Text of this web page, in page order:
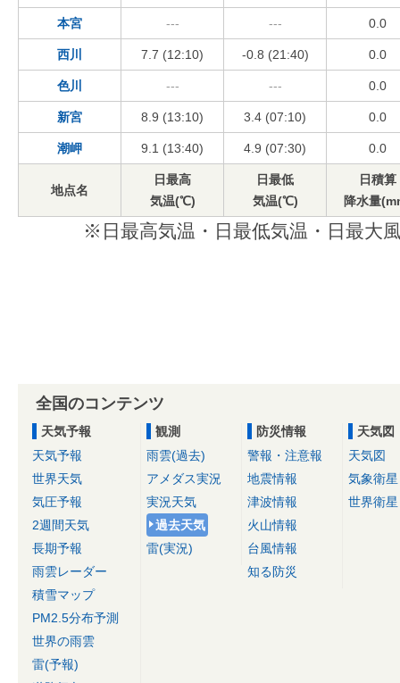
本宮 --- --- 0.0
西川 7.7 (12:10) -0.8 (21:40) 0.0
色川 --- --- 0.0
新宮 8.9 (13:10) 3.4 (07:10) 0.0
潮岬 9.1 (13:40) 4.9 (07:30) 0.0
地点名
日最高
気温(℃)
日最低
気温(℃)
日積算
降水量
※日最高気温・日最低気温・日最大
全国のコンテンツ
天気予報
天気予報
世界天気
気圧予報
2週間天気
長期予報
雨雲レーダー
積雪マップ
PM2.5分布予測
世界の雨雲
雷(予報)
観測
雨雲(過去)
アメダス実況
実況天気
過去天気
雷(実況)
防災情報
警報・注意報
地震情報
津波情報
火山情報
台風情報
知る防災
天気図
天気図
気象衛星
世界衛星